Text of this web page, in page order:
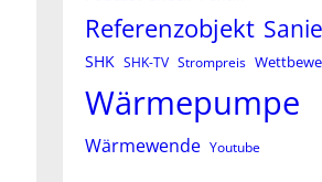
Referenzobjekt
SHK SHK-TV Strompreis
Wärmepumpe
Wärmewende Youtube